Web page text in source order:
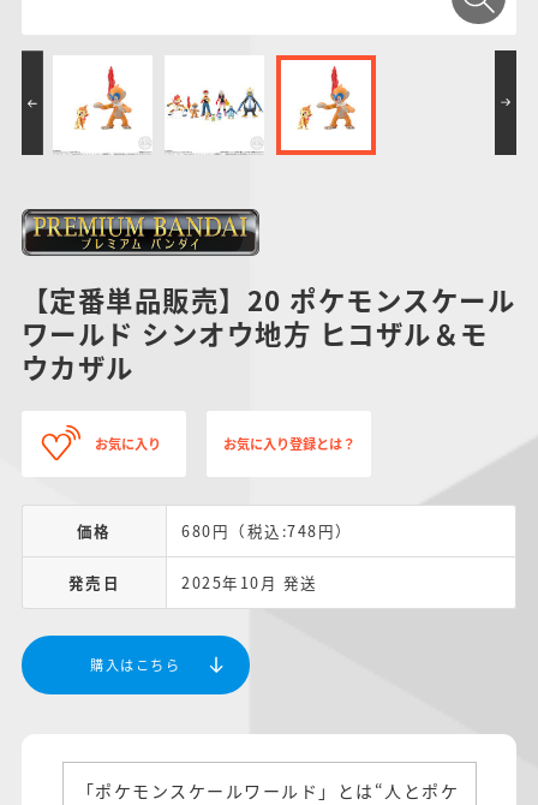
スーパー戦隊シリー
ズ
ポケットモンスター
サンリオキャラクタ
SMPシリーズ
【定番単品販売】20 ポケモンスケール
ワールド シンオウ地方 ヒコザル＆モ
ウカザル
お気に入り お気に入り登録とは？
価格 680円（税込:748円）
発売日 2025年10月 発送
購入はこちら
「ポケモンスケールワールド」とは“人とポケ